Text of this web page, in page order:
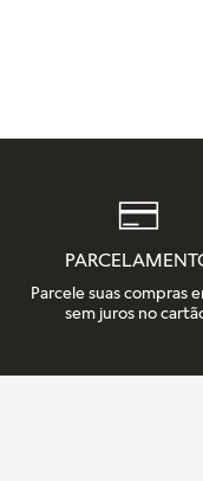
Parcele suas compras
sem juros no